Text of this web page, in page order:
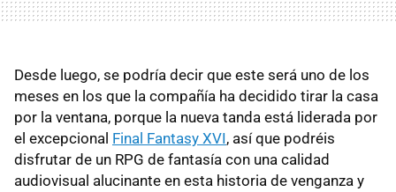
Desde luego, se podría decir que este será uno de los
meses en los que la compañía ha decidido tirar la casa
por la ventana, porque la nueva tanda está liderada por
el excepcional Final Fantasy XVI, así que podréis
disfrutar de un RPG de fantasía con una calidad
audiovisual alucinante en esta historia de venganza y